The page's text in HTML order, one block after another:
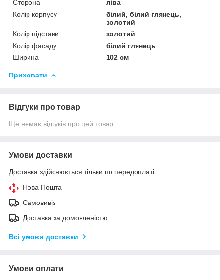
Сторона
ліва
Колір корпусу
білий, білий глянець,
золотий
Колір підстави
золотий
Колір фасаду
білий глянець
Ширина
102 см
Приховати
Відгуки про товар
Ще немає відгуків про цей товар
Умови доставки
Доставка здійснюється тільки по передоплаті.
Нова Пошта
Самовивіз
Доставка за домовленістю
Всі умови доставки
Умови оплати